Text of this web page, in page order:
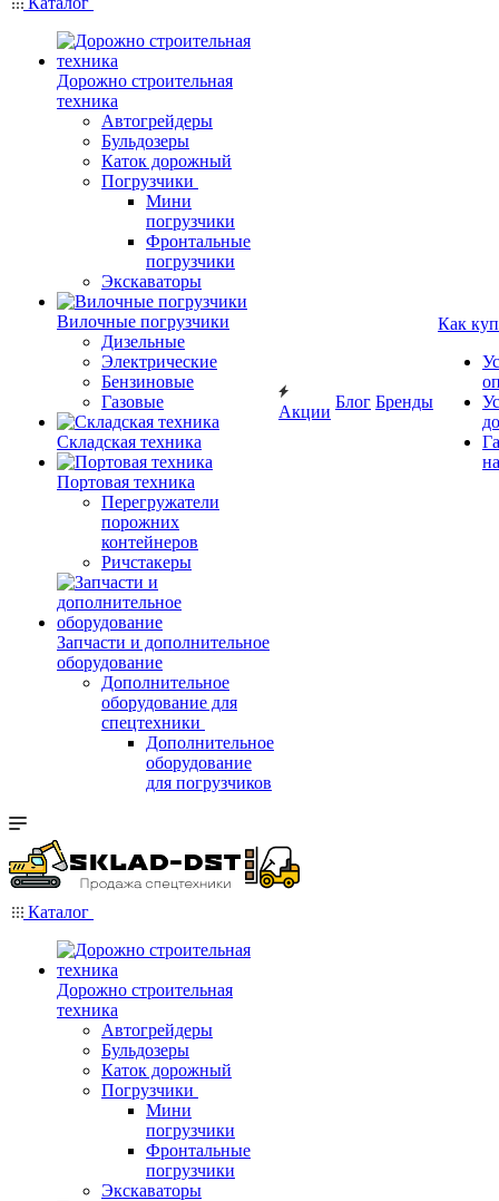
Дорожно строительная
техника
Автогрейдеры
Бульдозеры
Каток дорожный
Погрузчики
Мини
погрузчики
Фронтальные
погрузчики
Экскаваторы
Вилочные погрузчики
Дизельные
Электрические
Бензиновые
Газовые
Складская техника
Портовая техника
Перегружатели
порожних
контейнеров
Ричстакеры
Запчасти и дополнительное
оборудование
Дополнительное
оборудование для
спецтехники
Дополнительное
оборудование
для погрузчиков
Акции
Блог Бренды
Как
Каталог
Дорожно строительная
техника
Автогрейдеры
Бульдозеры
Каток дорожный
Погрузчики
Мини
погрузчики
Фронтальные
погрузчики
Экскаваторы